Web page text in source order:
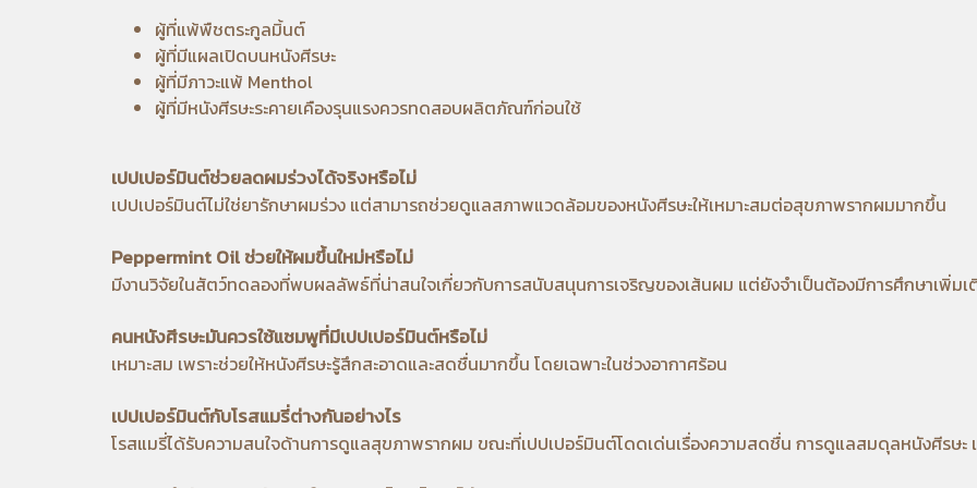
ผู้ที่แพ้พืชตระกูลมิ้นต์
ผู้ที่มีแผลเปิดบนหนังศีรษะ
ผู้ที่มีภาวะแพ้ Menthol
ผู้ที่มีหนังศีรษะระคายเคืองรุนแรงควรทดสอบผลิตภัณฑ์ก่อนใช้
เปปเปอร์มินต์ช่วยลดผมร่วงได้จริงหรือไม่
เปปเปอร์มินต์ไม่ใช่ยารักษาผมร่วง แต่สามารถช่วยดูแลสภาพแวดล้อมของหนังศีรษะให้เหมาะสมต่อสุขภาพรากผมมากขึ้น
Peppermint Oil ช่วยให้ผมขึ้นใหม่หรือไม่
มีงานวิจัยในสัตว์ทดลองที่พบผลลัพธ์ที่น่าสนใจเกี่ยวกับการสนับสนุนการเจริญของเส้นผม แต่ยังจำเป็นต้องมีการศึกษาเพิ่ม
คนหนังศีรษะมันควรใช้แชมพูที่มีเปปเปอร์มินต์หรือไม่
เหมาะสม เพราะช่วยให้หนังศีรษะรู้สึกสะอาดและสดชื่นมากขึ้น โดยเฉพาะในช่วงอากาศร้อน
เปปเปอร์มินต์กับโรสแมรี่ต่างกันอย่างไร
โรสแมรี่ได้รับความสนใจด้านการดูแลสุขภาพรากผม ขณะที่เปปเปอร์มินต์โดดเด่นเรื่องความสดชื่น การดูแลสมดุลหนังศีรษะ